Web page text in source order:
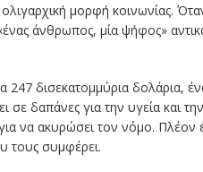
μορφή κοινωνίας.
άνθρωπος, μία ψήφος»
247 δισεκατομμύρια δολάρια,
δαπάνες για την υγεία και την
να ακυρώσει τον νόμο.
τους συμφέρει.